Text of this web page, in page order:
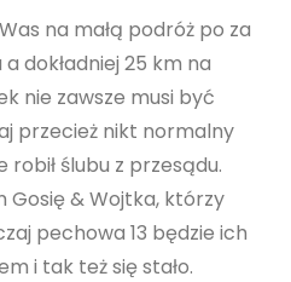
na małą podróż po za
dokładniej 25 km na
nie zawsze musi być
przecież nikt normalny
robił ślubu z przesądu.
Gosię & Wojtka, którzy
pechowa 13 będzie ich
i tak też się stało.